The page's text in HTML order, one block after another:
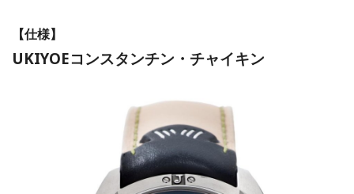
【仕様】
UKIYOEコンスタンチン・チャイキン